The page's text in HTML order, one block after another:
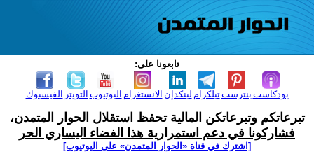
تابعونا على:
الفيسبوك التويتر اليوتيوب الانستغرام لينكدإن تيلكرامبنترست بودكاست
تبرعاتكم وتبرعاتكن المالية تحفظ استقلال الحوار المتمدن،
فشاركونا في دعم استمرارية هذا الفضاء اليساري الحر
[اشترك في قناة ‫«الحوار المتمدن» على اليوتيوب]